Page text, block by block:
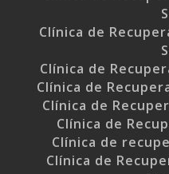
Clínica de
Clínica de
Clínica de
Clínica de
Clínica de
Clínica de
Clínica de